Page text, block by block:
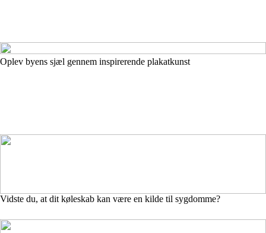
Oplev byens sjæl gennem inspirerende plakatkunst
Vidste du, at dit køleskab kan være en kilde til sygdomme?